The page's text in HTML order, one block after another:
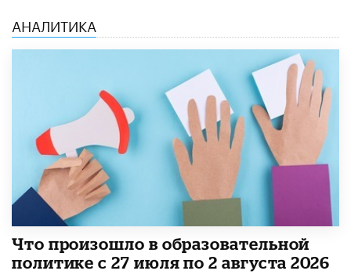
АНАЛИТИКА
​Что произошло в образовательной
политике с 27 июля по 2 августа 2026